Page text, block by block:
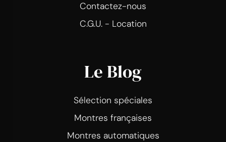
Contactez-nous
C.G.U. - Location
Le Blog
Sélection spéciales
Montres françaises
Montres automatiques